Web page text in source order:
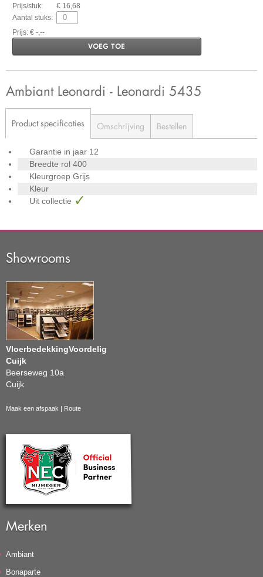
Prijs/stuk:
€ 16,68
Aantal stuks:
Prijs: € -,--
VOEG TOE
Ambiant Leonardi - Leonardi 5435
Product specificaties Omschrijving Bestellen
Garantie in jaar 12
Breedte rol 400
Kleurgroep Grijs
Kleur
Uit collectie
Showrooms
VloerbedekkingVoordelig
Cuijk
Beerseweg 10a
Cuijk
Maak een afspaak | Route
Merken
Ambiant
Bonaparte